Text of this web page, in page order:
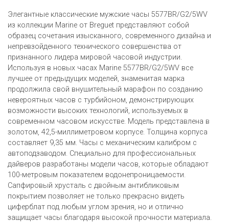
Элегантные классические мужские часы 5577BR/G2/5WV
из коллекции Marine от Breguet представляют собой
образец сочетания изысканного, современного дизайна и
непревзойденного технического совершенства от
признанного лидера мировой часовой индустрии.
Используя в новых часах Marine 5577BR/G2/5WV все
лучшее от предыдущих моделей, знаменитая марка
продолжила свой внушительный марафон по созданию
невероятных часов c турбийоном, демонстрирующих
возможности высоких технологий, используемых в
современном часовом искусстве. Модель представлена в
золотом, 42,5-миллиметровом корпусе. Толщина корпуса
составляет 9,35 мм. Часы с механическим калибром с
автоподзаводом. Специально для профессиональных
дайверов разработаны модели часов, которые обладают
100-метровым показателем водонепроницаемости.
Сапфировый хрусталь с двойным антибликовым
покрытием позволяет не только прекрасно видеть
циферблат под любым углом зрения, но и отлично
защищает часы благодаря высокой прочности материала.